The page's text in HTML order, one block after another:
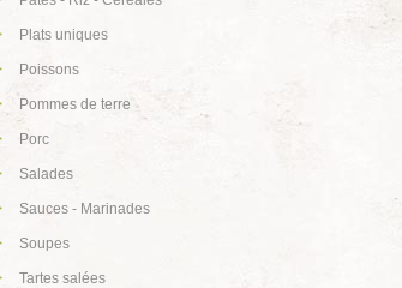
Plats uniques
Poissons
Pommes de terre
Porc
Salades
Sauces - Marinades
Soupes
Tartes salées